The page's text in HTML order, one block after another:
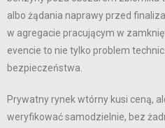
albo żądania naprawy przed
w agregacie pracującym w
evencie to nie tylko problem
bezpieczeństwa.
Prywatny rynek wtórny kusi ceną,
weryfikować samodzielnie, bez